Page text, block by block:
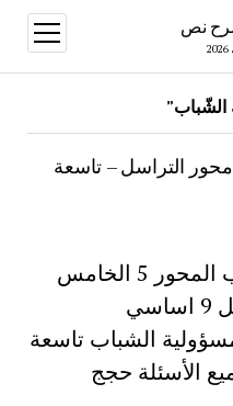
نص
open
menu
التراسل – تاسعة
شرح نص مسؤولية الشباب المحور 5 الخامس
الشباب تاسعة
الأسئلة حجج